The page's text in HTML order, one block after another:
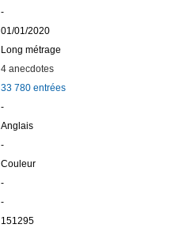
-
01/01/2020
Long métrage
4 anecdotes
33 780 entrées
-
Anglais
-
Couleur
-
-
151295